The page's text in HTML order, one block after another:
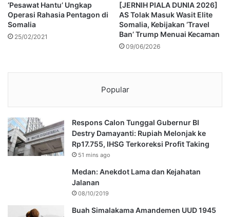
‘Pesawat Hantu’ Ungkap
Operasi Rahasia Pentagon di
Somalia
25/02/2021
[JERNIH PIALA DUNIA 2026]
AS Tolak Masuk Wasit Elite
Somalia, Kebijakan ‘Travel
Ban’ Trump Menuai Kecaman
09/06/2026
Popular
Respons Calon Tunggal Gubernur BI
Destry Damayanti: Rupiah Melonjak ke
Rp17.755, IHSG Terkoreksi Profit Taking
51 mins ago
Medan: Anekdot Lama dan Kejahatan
Jalanan
08/10/2019
Buah Simalakama Amandemen UUD 1945